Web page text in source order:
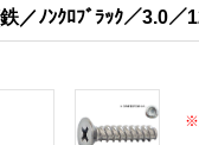
ﾉﾝｸﾛﾌﾞﾗｯｸ／3.0／
※